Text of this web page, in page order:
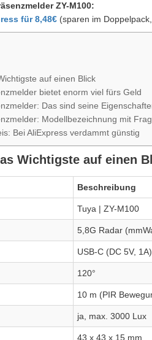
ZY-M100:
für 8,48€ (sparen im
auf einen Blick
bietet enorm viel fürs Geld
Das sind seine
Modellbezeichnung mit
Bei AliExpress verdammt günstig
Wichtigste auf einen
Beschreibung
Tuya | ZY-M100
5,8G Radar
USB-C (DC 5V, 1A)
120°
10 m (PIR
ja, max. 3000 Lux
43 x 43 x 15 mm